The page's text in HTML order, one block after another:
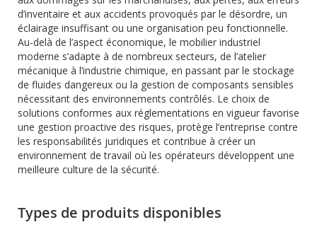
d’inventaire et aux accidents provoqués par le désordre, un
éclairage insuffisant ou une organisation peu fonctionnelle.
Au-delà de l’aspect économique, le mobilier industriel
moderne s’adapte à de nombreux secteurs, de l’atelier
mécanique à l’industrie chimique, en passant par le stockage
de fluides dangereux ou la gestion de composants sensibles
nécessitant des environnements contrôlés. Le choix de
solutions conformes aux réglementations en vigueur favorise
une gestion proactive des risques, protège l’entreprise contre
les responsabilités juridiques et contribue à créer un
environnement de travail où les opérateurs développent une
meilleure culture de la sécurité.
Types de produits disponibles